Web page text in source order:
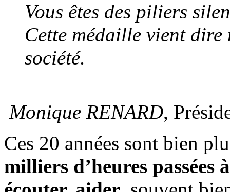
Vous êtes des piliers
Cette médaille vient
société.
Monique RENARD,
Ces 20 années sont bien
milliers d’heures passées